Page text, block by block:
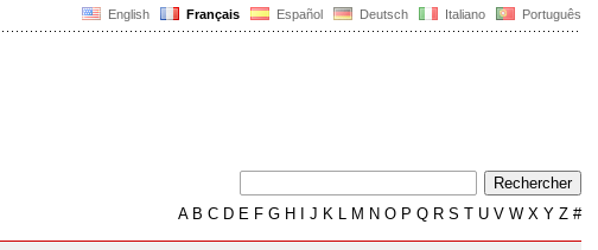
English Français Español Deutsch Italiano Português
AB C D E F G H J K L M N O P Q R S T U V W X Y Z #